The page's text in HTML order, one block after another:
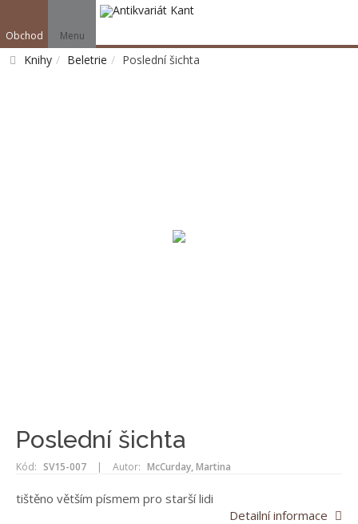
Obchod Menu
Knihy Beletrie Poslední šichta
Poslední šichta
Kód: SV15-007 | Autor: McCurday, Martina
tištěno větším písmem pro starší lidi
Detailní informace